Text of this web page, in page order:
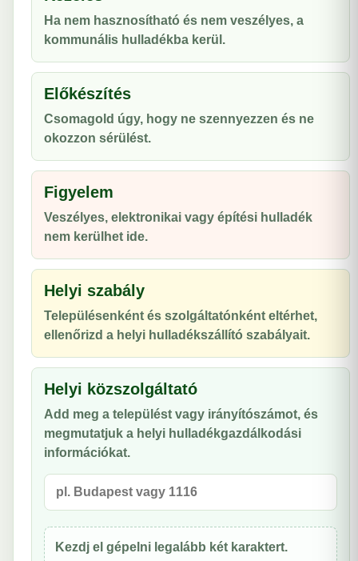
Ha nem hasznosítható és nem veszélyes, a
kommunális hulladékba kerül.
Előkészítés
Csomagold úgy, hogy ne szennyezzen és ne
okozzon sérülést.
Figyelem
Veszélyes, elektronikai vagy építési hulladék
nem kerülhet ide.
Helyi szabály
Településenként és szolgáltatónként eltérhet,
ellenőrizd a helyi hulladékszállító szabályait.
Helyi közszolgáltató
Add meg a települést vagy irányítószámot, és
megmutatjuk a helyi hulladékgazdálkodási
információkat.
Kezdj el gépelni legalább két karaktert.